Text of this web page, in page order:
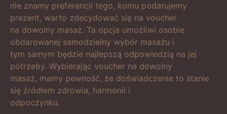
nie znamy preferencji tego, komu podarujemy
prezent, warto zdecydować się na voucher
na dowolny masaż. Ta opcja umożliwi osobie
obdarowanej samodzielny wybór masażu i
tym samym będzie najlepszą odpowiedzią na jej
potrzeby. Wybierając voucher na dowolny
masaż, mamy pewność, że doświadczenie to stanie
się źródłem zdrowia, harmonii i
odpoczynku.